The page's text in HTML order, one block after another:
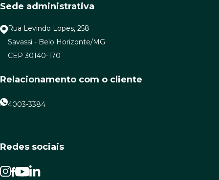
Sede administrativa
Rua Levindo Lopes, 258
Savassi - Belo Horizonte/MG
CEP 30140-170
Relacionamento com o cliente
4003-3384
Redes sociais